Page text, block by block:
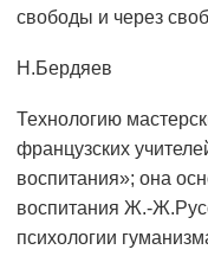
свободы и через
Н.Бердяев
Технологию
французских
воспитания»; она
воспитания Ж.-
психологии